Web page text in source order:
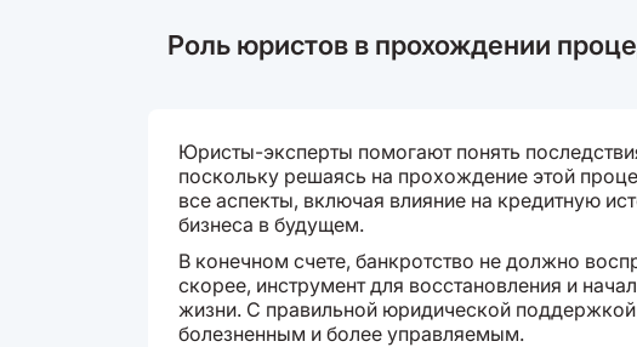
Роль юристов в прохождении
Юристы-эксперты помогают понять
поскольку решаясь на прохождение этой
все аспекты, включая влияние на кредитную
бизнеса в будущем.
В конечном счете, банкротство не должно
скорее, инструмент для восстановления и
жизни. С правильной юридической поддержкой
болезненным и более управляемым.